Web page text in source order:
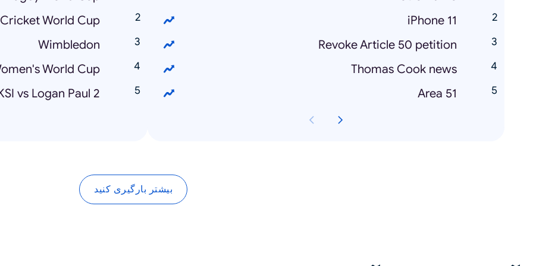
iPhone 11
Revoke Article 50 petition
Thomas Cook news
Area 51
Cricket World Cup
Wimbledon
World Cup
vs Logan Paul 2
بیشتر بارگیری کنید